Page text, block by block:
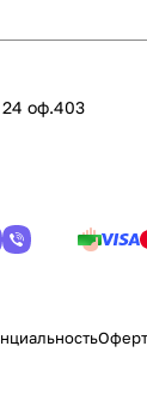
оф.403